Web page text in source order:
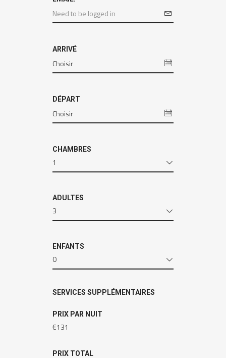
ARRIVÉ
DÉPART
CHAMBRES
1
ADULTES
3
ENFANTS
0
SERVICES SUPPLÉMENTAIRES
PRIX PAR NUIT
€131
PRIX TOTAL